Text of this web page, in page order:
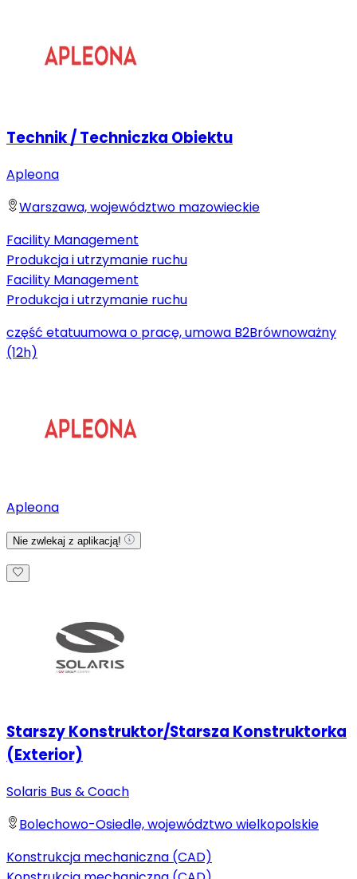
Technik / Techniczka Obiektu
Apleona
Warszawa, województwo mazowieckie
Facility Management
Produkcja i utrzymanie ruchu
Facility Management
Produkcja i utrzymanie ruchu
część etatuumowa o pracę, umowa B2Brównoważny
(12h)
Apleona
Nie zwlekaj z aplikacją!
Starszy Konstruktor/Starsza Konstruktorka
(Exterior)
Solaris Bus & Coach
Bolechowo-Osiedle, województwo wielkopolskie
Konstrukcja mechaniczna (CAD)